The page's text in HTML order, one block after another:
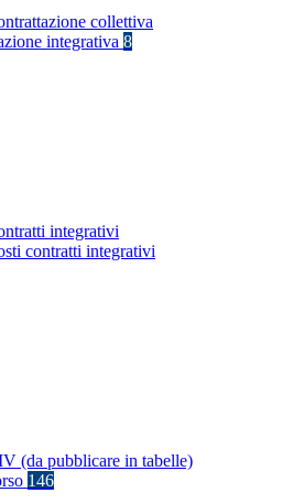
collettiva
integrativa 8
integrativi
contratti integrativi
(da pubblicare in tabelle)
146